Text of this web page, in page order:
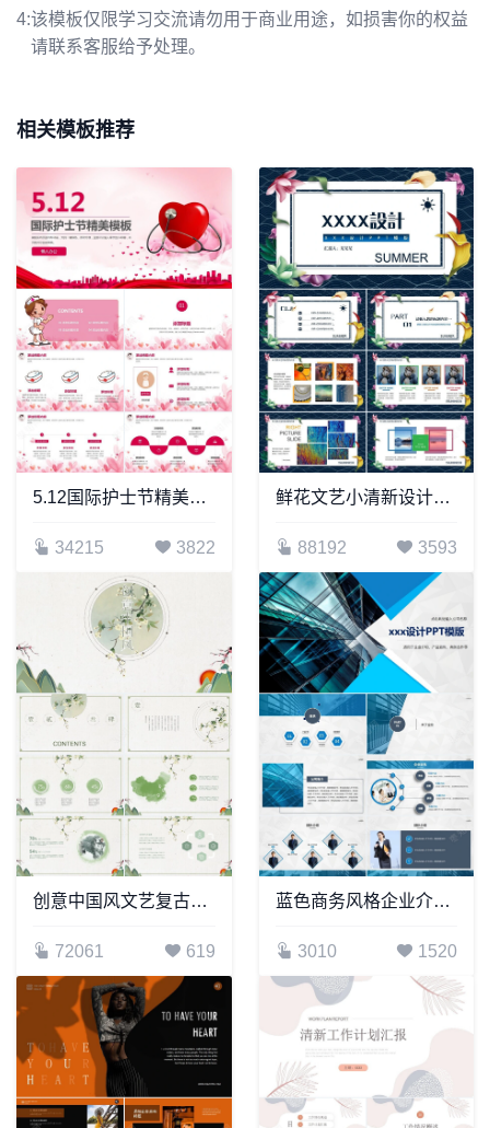
4:该模板仅限学习交流请勿用于商业用途，如损害你的权益
请联系客服给予处理。
相关模板推荐
5.12国际护士节精美PPT模板
34215 3822
鲜花文艺小清新设计通用PPT模版
88192 3593
创意中国风文艺复古动态PPT模板
72061 619
蓝色商务风格企业介绍产品宣传商务合作通用PPT模板
3010 1520